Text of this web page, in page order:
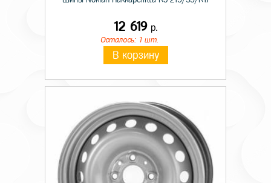
12 619р.
Осталось: 1 шт.
В корзину